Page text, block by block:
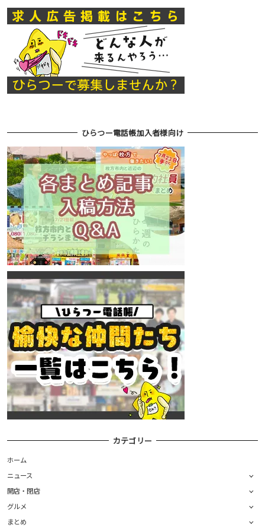
ひらつー電話帳加入者様向け
カテゴリー
ホーム
ニュース
開店・閉店
グルメ
まとめ